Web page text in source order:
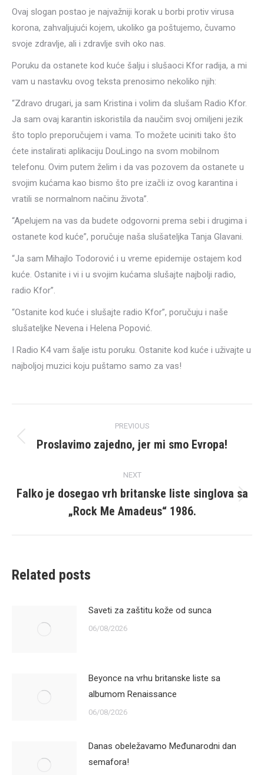
Ovaj slogan postao je najvažniji korak u borbi protiv virusa
korona, zahvaljujući kojem, ukoliko ga poštujemo, čuvamo
svoje zdravlje, ali i zdravlje svih oko nas.
Poruku da ostanete kod kuće šalju i slušaoci Kfor radija, a mi
vam u nastavku ovog teksta prenosimo nekoliko njih:
“Zdravo drugari, ja sam Kristina i volim da slušam Radio Kfor.
Ja sam ovaj karantin iskoristila da naučim svoj omiljeni jezik
što toplo preporučujem i vama. To možete uciniti tako što
ćete instalirati aplikaciju DouLingo na svom mobilnom
telefonu. Ovim putem želim i da vas pozovem da ostanete u
svojim kućama kao bismo što pre izačli iz ovog karantina i
vratili se normalnom načinu života”.
“Apelujem na vas da budete odgovorni prema sebi i drugima i
ostanete kod kuće”, poručuje naša slušateljka Tanja Glavani.
“Ja sam Mihajlo Todorović i u vreme epidemije ostajem kod
kuće. Ostanite i vi i u svojim kućama slušajte najbolji radio,
radio Kfor”.
“Ostanite kod kuće i slušajte radio Kfor”, poručuju i naše
slušateljke Nevena i Helena Popović.
I Radio K4 vam šalje istu poruku. Ostanite kod kuće i uživajte u
najboljoj muzici koju puštamo samo za vas!
navigation
PREVIOUS
Previous
Proslavimo zajedno, jer mi smo Evropa!
NEXT
Next
post:
Falko je dosegao vrh britanske liste singlova sa
„Rock Me Amadeus“ 1986.
Related posts
Saveti za zaštitu kože od sunca
06/08/2026
Beyonce na vrhu britanske liste sa
albumom Renaissance
06/08/2026
Danas obeležavamo Međunarodni dan
semafora!